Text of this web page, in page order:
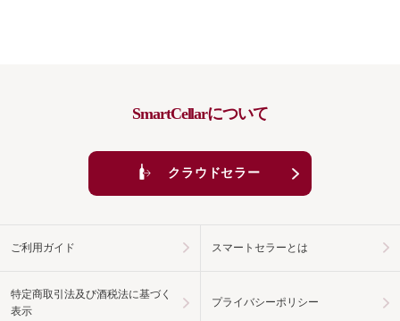
SmartCellarについて
クラウドセラー
ご利用ガイド スマートセラーとは
特定商取引法及び酒税法に基づく
表示
プライバシーポリシー